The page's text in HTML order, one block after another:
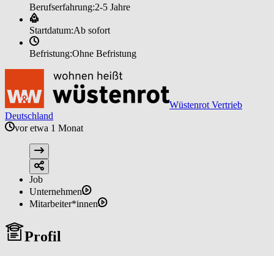
Berufserfahrung:2-5 Jahre
Startdatum:Ab sofort
Befristung:Ohne Befristung
Wüstenrot Vertrieb
Deutschland
vor etwa 1 Monat
Job
Unternehmen
Mitarbeiter*innen
Profil